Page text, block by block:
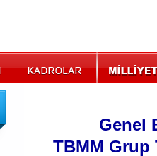
Genel
TBMM Grup